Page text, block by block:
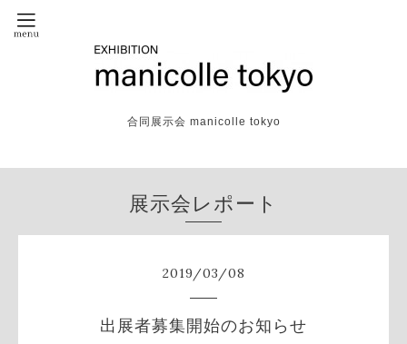
合同展示会 manicolle tokyo
展示会レポート
2019/03/08
出展者募集開始のお知らせ